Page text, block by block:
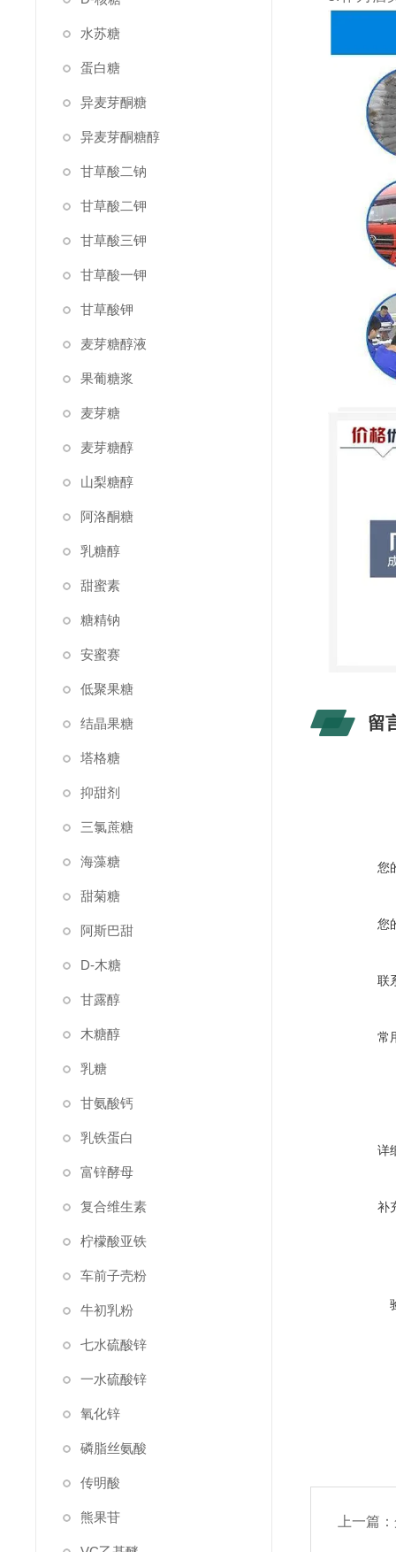
水苏糖
蛋白糖
异麦芽酮糖
异麦芽酮糖醇
甘草酸二钠
甘草酸二钾
甘草酸三钾
甘草酸一钾
甘草酸钾
麦芽糖醇液
果葡糖浆
麦芽糖
麦芽糖醇
山梨糖醇
阿洛酮糖
乳糖醇
甜蜜素
糖精钠
安蜜赛
低聚果糖
结晶果糖
塔格糖
抑甜剂
三氯蔗糖
海藻糖
甜菊糖
阿斯巴甜
D-木糖
甘露醇
木糖醇
乳糖
甘氨酸钙
乳铁蛋白
富锌酵母
复合维生素
柠檬酸亚铁
车前子壳粉
牛初乳粉
七水硫酸锌
一水硫酸锌
氧化锌
磷脂丝氨酸
传明酸
熊果苷
留
您
您
联
常
详
补
上一篇：